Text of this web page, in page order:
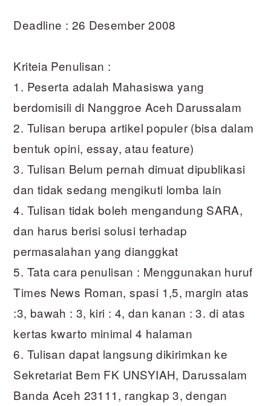
Deadline : 26 Desember 2008
Kriteia Penulisan :
1. Peserta adalah Mahasiswa yang
berdomisili di Nanggroe Aceh Darussalam
2. Tulisan berupa artikel populer (bisa dalam
bentuk opini, essay, atau feature)
3. Tulisan Belum pernah dimuat dipublikasi
dan tidak sedang mengikuti lomba lain
4. Tulisan tidak boleh mengandung SARA,
dan harus berisi solusi terhadap
permasalahan yang dianggkat
5. Tata cara penulisan : Menggunakan huruf
Times News Roman, spasi 1,5, margin atas
:3, bawah : 3, kiri : 4, dan kanan : 3. di atas
kertas kwarto minimal 4 halaman
6. Tulisan dapat langsung dikirimkan ke
Sekretariat Bem FK UNSYIAH, Darussalam
Banda Aceh 23111, rangkap 3, dengan